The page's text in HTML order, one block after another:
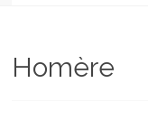
et
chercheurs
Homère